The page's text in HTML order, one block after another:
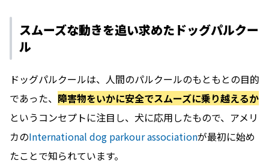
スムーズな動きを追い求めたドッグパルクー
ル
ドッグパルクールは、人間のパルクールのもともとの目的
であった、 障害物をいかに安全でスムーズに乗り越えるか
というコンセプトに注目し、犬に応用したもので、アメリ
カのInternational dog parkour associationが最初に始め
たことで知られています。